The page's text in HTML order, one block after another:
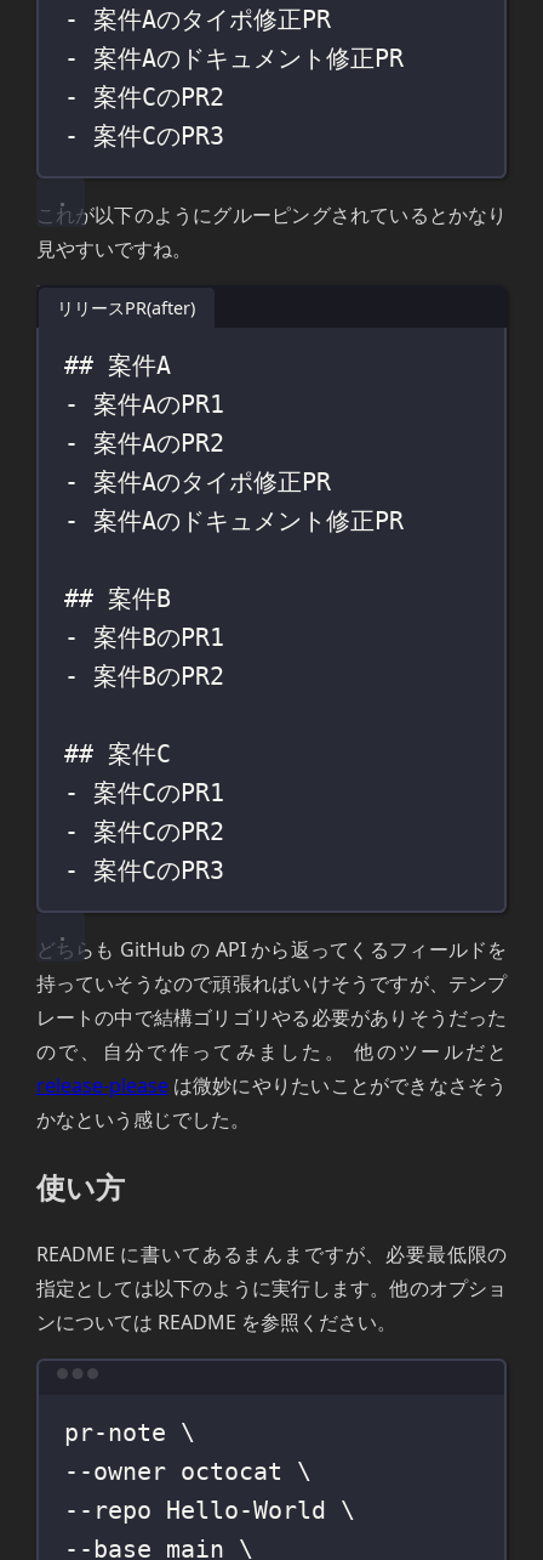
- 案件Aのタイポ修正PR
- 案件Aのドキュメント修正PR
- 案件CのPR2
- 案件CのPR3
これが以下のようにグルーピングされているとかなり
見やすいですね。
リリースPR(after)
## 案件A
- 案件AのPR1
- 案件AのPR2
- 案件Aのタイポ修正PR
- 案件Aのドキュメント修正PR
## 案件B
- 案件BのPR1
- 案件BのPR2
## 案件C
- 案件CのPR1
- 案件CのPR2
- 案件CのPR3
どちらも GitHub の API から返ってくるフィールドを
持っていそうなので頑張ればいけそうですが、テンプ
レートの中で結構ゴリゴリやる必要がありそうだった
ので、自分で作ってみました。 他のツールだと
release-pleaseは微妙にやりたいことができなさそう
かなという感じでした。
使い方
README に書いてあるまんまですが、必要最低限の
指定としては以下のように実行します。他のオプショ
ンについては README を参照ください。
pr-note
\
--owner octocat
\
--repo Hello-World
\
--base main \